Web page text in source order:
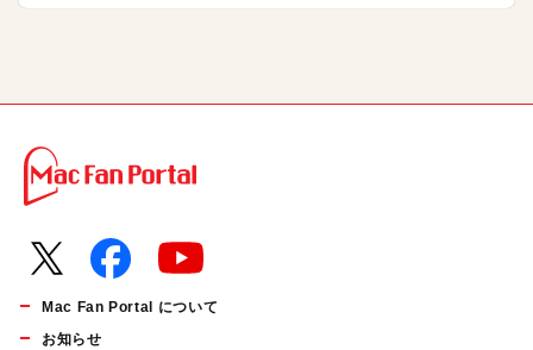
Mac Fan Portal について
お知らせ